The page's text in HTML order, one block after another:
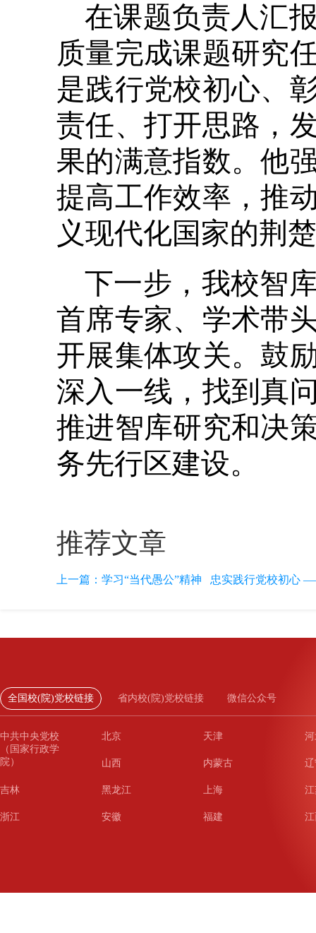
在课题负责人汇
质量完成课题研究
是践行党校初心、
责任、打开思路，
果的满意指数。他
提高工作效率，推
义现代化国家的荆
下一步，我校智
首席专家、学术带
开展集体攻关。鼓
深入一线，找到真
推进智库研究和决
务先行区建设。
推荐文章
上一篇： 学习“当代愚公”精神 忠实践行党校初心
全国校(院)党校链接 省内校(院)党校链接 微信公众号
中共中央党校
（国家行政学
院）
北京 天津
山西 内蒙古
吉林 黑龙江 上海
浙江 安徽 福建